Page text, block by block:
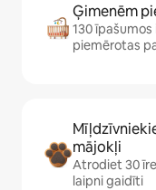
Ģimenēm
130
piemērotas
mājokļi
Atrodiet 30
laipni gaidīti